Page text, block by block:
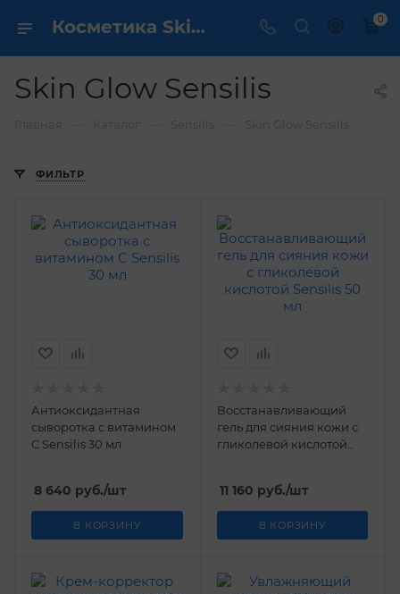
Косметика Skin Glow Sensilis - купить в интернет магазине ✔️ по выгодной цене 0
Skin Glow Sensilis
ФИЛЬТР
Антиоксидантная
сыворотка с витамином
С Sensilis 30 мл
8 640 руб./шт
В КОРЗИНУ
Восстанавливающий
гель для сияния кожи с
гликолевой кислотой
11 160 руб./шт
В КОРЗИНУ